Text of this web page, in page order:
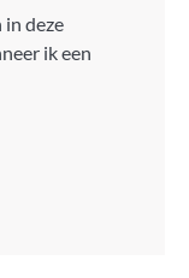
in deze
ik een